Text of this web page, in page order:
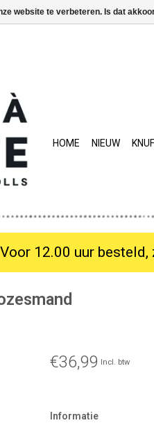
HOME NIEUW
12.00 uur besteld,
€36,99 Incl. btw
Informatie
website te verbeteren. Is dat